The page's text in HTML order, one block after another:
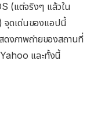
(แต่จริงๆ แล้วใน
จุดเด่นของแอปนี้
งภาพถ่ายของสถานที่
และทั้งนี้